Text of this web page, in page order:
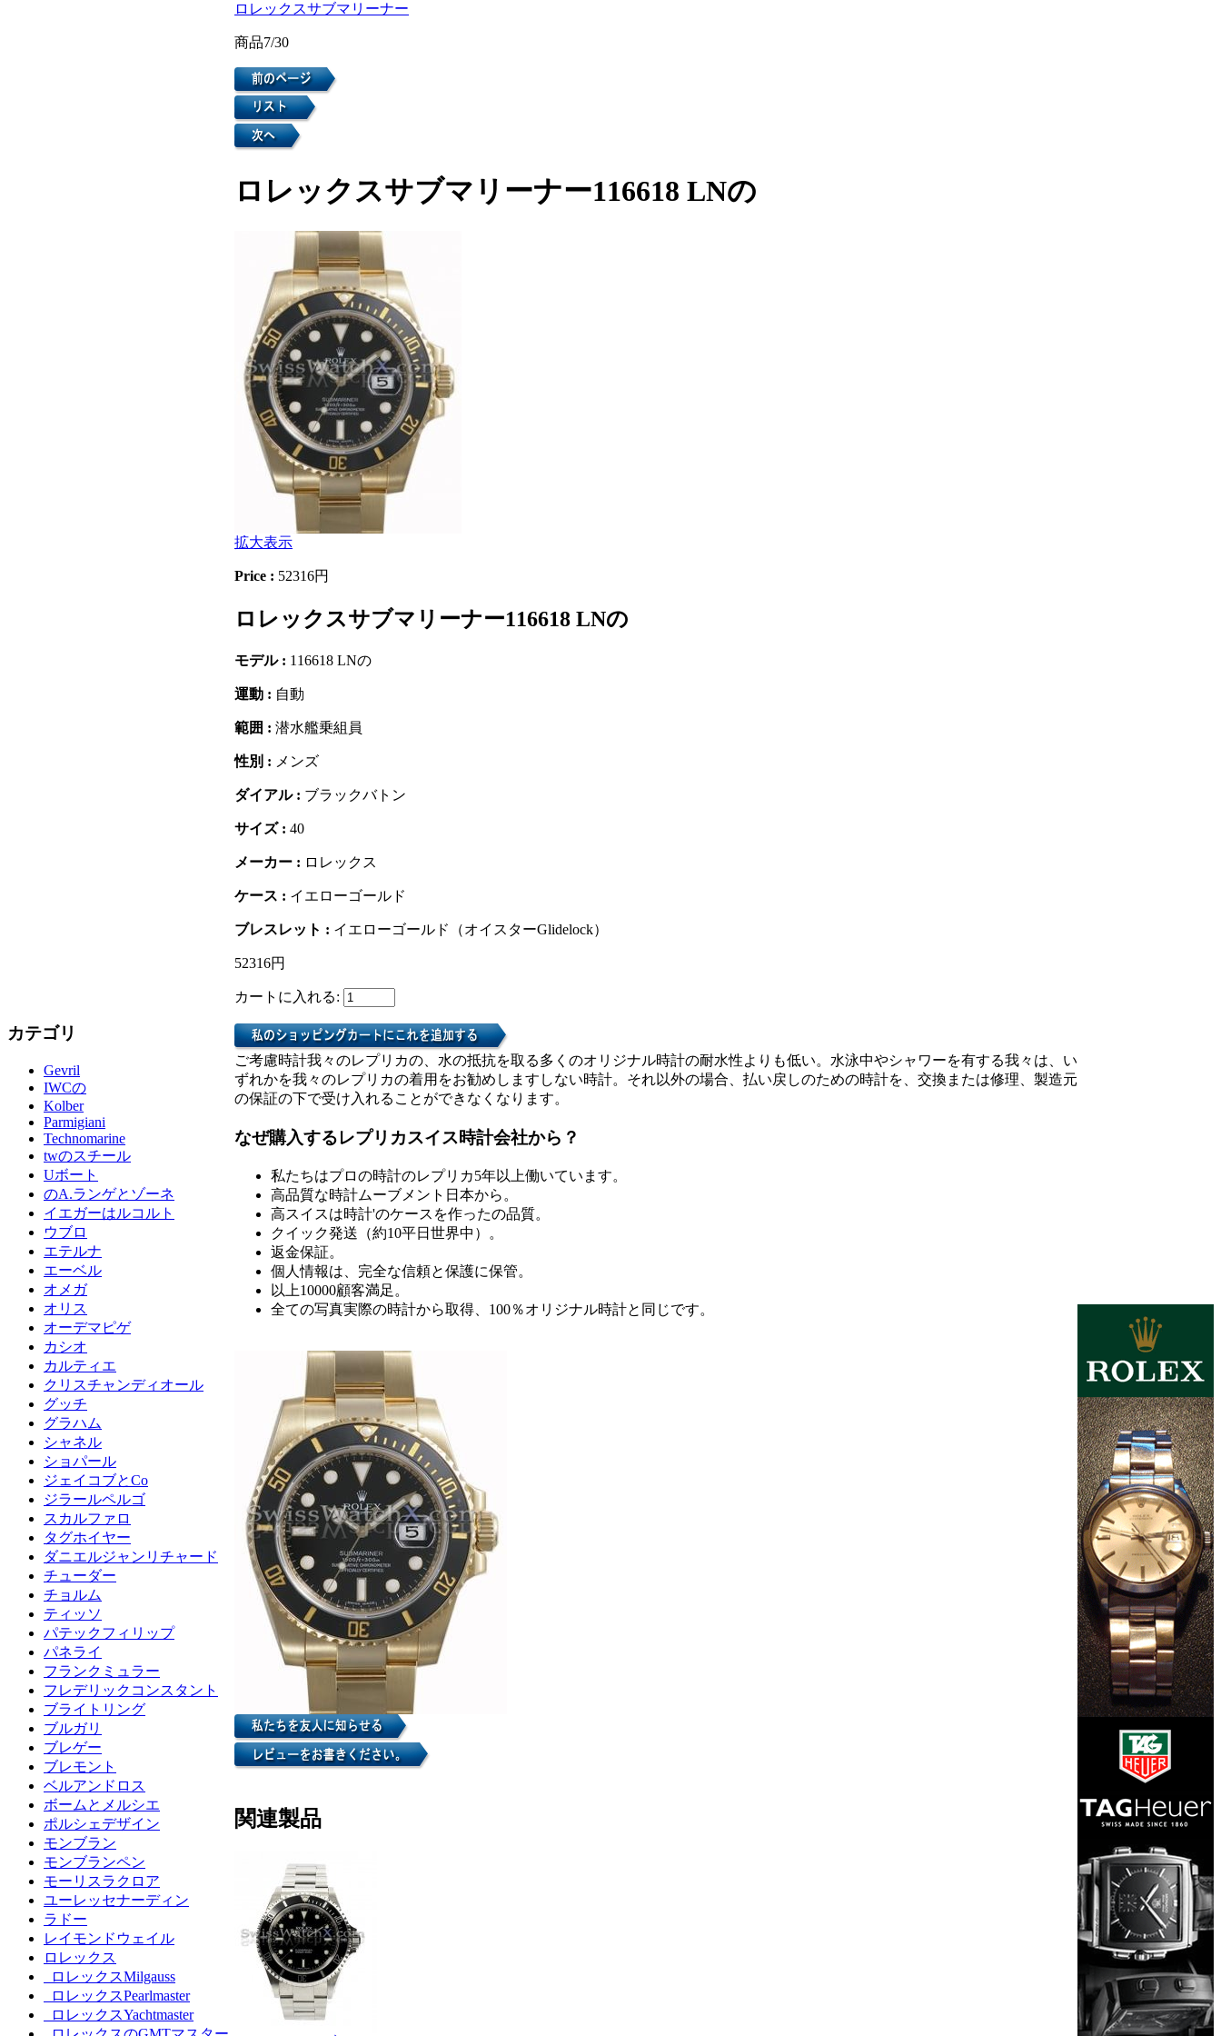
カテゴリ
Gevril
IWCの
Kolber
Parmigiani
Technomarine
twのスチール
Uボート
のA.ランゲとゾーネ
イエガーはルコルト
ウブロ
エテルナ
エーベル
オメガ
オリス
オーデマピゲ
カシオ
カルティエ
クリスチャンディオール
グッチ
グラハム
シャネル
ショパール
ジェイコブとCo
ジラールペルゴ
スカルファロ
タグホイヤー
ダニエルジャンリチャード
チューダー
チョルム
ティッソ
パテックフィリップ
パネライ
フランクミュラー
フレデリックコンスタント
ブライトリング
ブルガリ
ブレゲー
ブレモント
ベルアンドロス
ボームとメルシエ
ポルシェデザイン
モンブラン
モンブランペン
モーリスラクロア
ユーレッセナーディン
ラドー
レイモンドウェイル
ロレックス
ロレックスMilgauss
ロレックスPearlmaster
ロレックスYachtmaster
ロレックスサブマリーナー
商品7/30
ロレックスサブマリーナー116618 LNの
拡大表示
Price : 52316円
ロレックスサブマリーナー116618 LNの
モデル : 116618 LNの
運動 : 自動
範囲 : 潜水艦乗組員
性別 : メンズ
ダイアル : ブラックバトン
サイズ : 40
メーカー : ロレックス
ケース : イエローゴールド
ブレスレット : イエローゴールド（オイスターGlidelock）
52316円
カートに入れる:
ご考慮時計我々のレプリカの、水の抵抗を取る多くのオリジナル時計の耐水性よりも低い。水泳中やシャワーを有する我々は、い
ずれかを我々のレプリカの着用をお勧めしますしない時計。それ以外の場合、払い戻しのための時計を、交換または修理、製造元
の保証の下で受け入れることができなくなります。
なぜ購入するレプリカスイス時計会社から？
私たちはプロの時計のレプリカ5年以上働いています。
高品質な時計ムーブメント日本から。
高スイスは時計'のケースを作ったの品質。
クイック発送（約10平日世界中）。
返金保証。
個人情報は、完全な信頼と保護に保管。
以上10000顧客満足。
全ての写真実際の時計から取得、100％オリジナル時計と同じです。
関連製品